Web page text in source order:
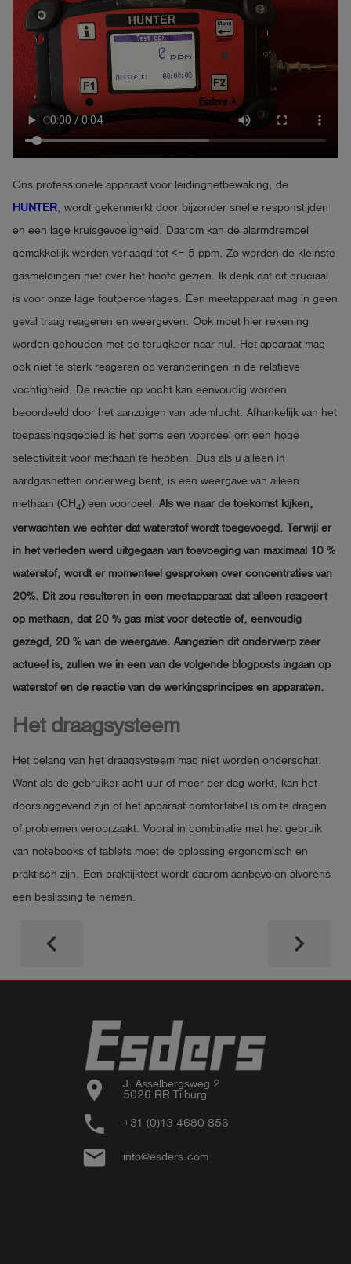
Ons professionele apparaat voor leidingnetbewaking, de
HUNTER, wordt gekenmerkt door bijzonder snelle responstijden
en een lage kruisgevoeligheid. Daarom kan de alarmdrempel
gemakkelijk worden verlaagd tot <= 5 ppm. Zo worden de kleinste
gasmeldingen niet over het hoofd gezien. Ik denk dat dit cruciaal
is voor onze lage foutpercentages. Een meetapparaat mag in geen
geval traag reageren en weergeven. Ook moet hier rekening
worden gehouden met de terugkeer naar nul. Het apparaat mag
ook niet te sterk reageren op veranderingen in de relatieve
vochtigheid. De reactie op vocht kan eenvoudig worden
beoordeeld door het aanzuigen van ademlucht. Afhankelijk van het
toepassingsgebied is het soms een voordeel om een hoge
selectiviteit voor methaan te hebben. Dus als u alleen in
aardgasnetten onderweg bent, is een weergave van alleen
methaan (CH4) een voordeel. Als we naar de toekomst kijken,
verwachten we echter dat waterstof wordt toegevoegd. Terwijl er
in het verleden werd uitgegaan van toevoeging van maximaal 10 %
waterstof, wordt er momenteel gesproken over concentraties van
20%. Dit zou resulteren in een meetapparaat dat alleen reageert
op methaan, dat 20 % gas mist voor detectie of, eenvoudig
gezegd, 20 % van de weergave. Aangezien dit onderwerp zeer
actueel is, zullen we in een van de volgende blogposts ingaan op
waterstof en de reactie van de werkingsprincipes en apparaten.
Het draagsysteem
Het belang van het draagsysteem mag niet worden onderschat.
Want als de gebruiker acht uur of meer per dag werkt, kan het
doorslaggevend zijn of het apparaat comfortabel is om te dragen
of problemen veroorzaakt. Vooral in combinatie met het gebruik
van notebooks of tablets moet de oplossing ergonomisch en
praktisch zijn. Een praktijktest wordt daarom aanbevolen alvorens
een beslissing te nemen.
keyboard_arrow_left keyboard_arrow_right
location_on
J. Asselbergsweg 2
5026 RR Tilburg
phone +31 (0)13 4680 856
email info@esders.com